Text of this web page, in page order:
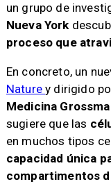
un grupo de
Nueva York
proceso que
En concreto, un
Naturey dirigido
Medicina
sugiere que las
en muchos tipos
capacidad única
compartimentos